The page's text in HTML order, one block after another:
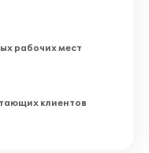
рабочих мест
клиентов